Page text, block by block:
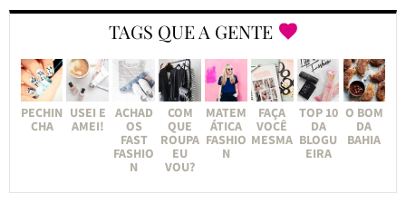
TAGS QUE A GENTE
PECHIN
CHA
USEI E
AMEI!
ACHAD
OS
FAST
FASHIO
N
COM
QUE
ROUPA
EU
VOU?
MATEM
ÁTICA
FASHIO
N
FAÇA
VOCÊ
MESMA
TOP 10
DA
BLOGU
EIRA
O BOM
DA
BAHIA